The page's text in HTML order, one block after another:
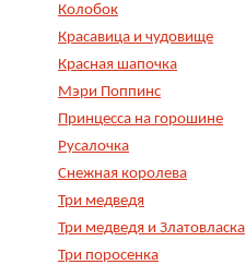
Колобок
Красавица и чудовище
Красная шапочка
Мэри Поппинс
Принцесса на горошине
Русалочка
Снежная королева
Три медведя
Три медведя и Златовласка
Три поросенка